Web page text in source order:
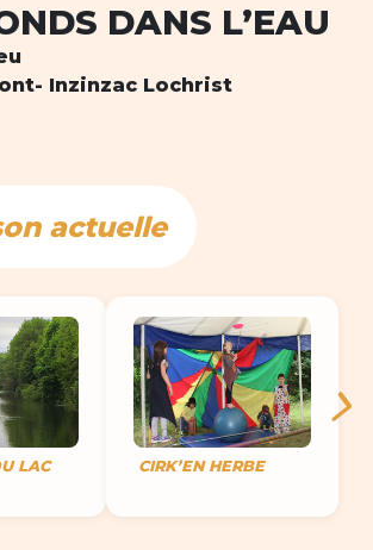
DANS L’EAU
Inzinzac Lochrist
actuelle
LAC CIRK’EN HERBE